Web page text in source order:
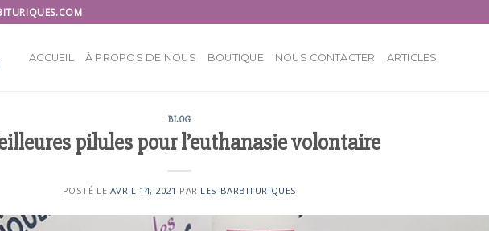
ACCUEIL À PROPOS DE NOUS BOUTIQUE NOUS CONTACTER ARTICLES
BLOG
pilules pour l’euthanasie volontaire
POSTÉ LE AVRIL 14, 2021 PAR LES BARBITURIQUES